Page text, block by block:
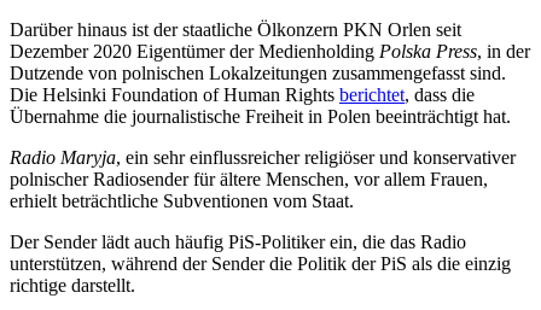
Darüber hinaus ist der staatliche Ölkonzern PKN Orlen seit
Dezember 2020 Eigentümer der Medienholding Polska Press, in der
Dutzende von polnischen Lokalzeitungen zusammengefasst sind.
Die Helsinki Foundation of Human Rights berichtet, dass die
Übernahme die journalistische Freiheit in Polen beeinträchtigt hat.
Radio Maryja, ein sehr einflussreicher religiöser und konservativer
polnischer Radiosender für ältere Menschen, vor allem Frauen,
erhielt beträchtliche Subventionen vom Staat.
Der Sender lädt auch häufig PiS-Politiker ein, die das Radio
unterstützen, während der Sender die Politik der PiS als die einzig
richtige darstellt.